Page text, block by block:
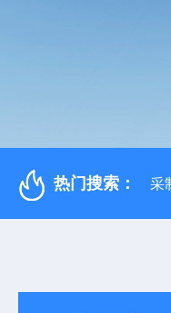
热门搜索： 采